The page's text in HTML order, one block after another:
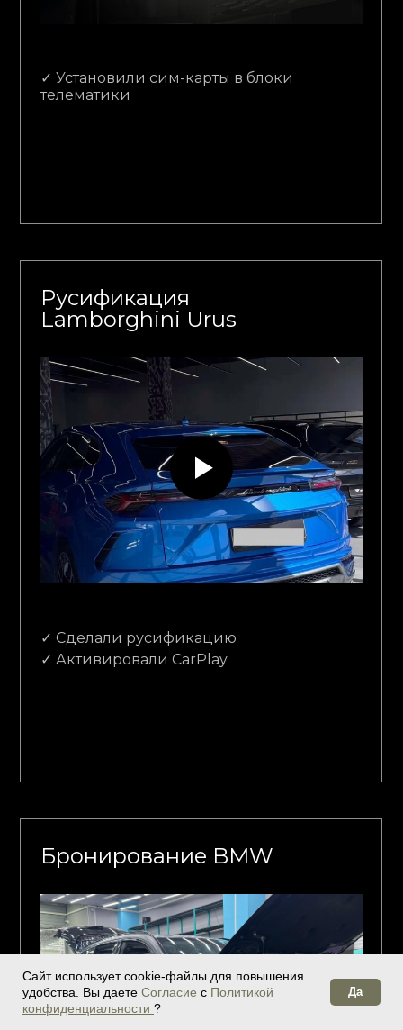
Сайт использует cookie-файлы для повышения
удобства. Вы даете Согласие с Политикой
конфиденциальности ?
Да
✓ Установили сим-карты в блоки
телематики
Русификация
Lamborghini Urus
✓ Сделали русификацию
⁠✓ Активировали CarPlay
Бронирование BMW